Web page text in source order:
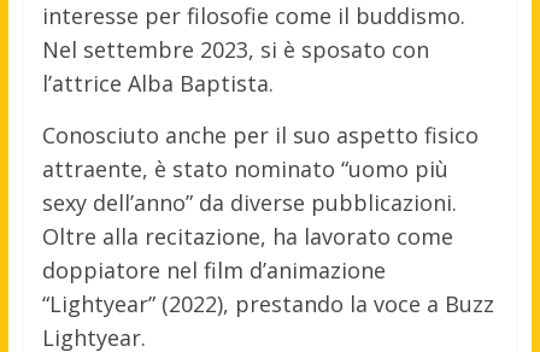
interesse per filosofie come il buddismo.
Nel settembre 2023, si è sposato con
l’attrice Alba Baptista.
Conosciuto anche per il suo aspetto fisico
attraente, è stato nominato “uomo più
sexy dell’anno” da diverse pubblicazioni.
Oltre alla recitazione, ha lavorato come
doppiatore nel film d’animazione
“Lightyear” (2022), prestando la voce a Buzz
Lightyear.